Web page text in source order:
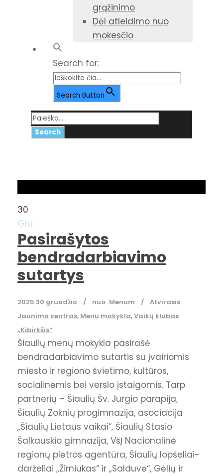
grąžinimo
Dėl atleidimo nuo
mokesčio
Search for:
Search Button
30
Gru
Pasirašytos
bendradarbiavimo
sutartys
2025 30 gruodžio nuo Menum
Atvirasis
Jaunimo centras, Menu mokykla,Vaikų klubas
„Kibirkšis“
Šiaulių menų mokykla pasirašė
bendradarbiavimo sutartis su įvairiomis
miesto ir regiono švietimo, kultūros,
socialinėmis bei verslo įstaigomis. Tarp
partnerių – Šiaulių Šv. Jurgio parapija,
Šiaulių Zoknių progimnazija, asociacija
„Šiaulių Lietaus vaikai“, Šiaulių Stasio
Šalkauskio gimnazija, VšĮ Nacionalinė
regionų plėtros agentūra, Šiaulių lopšeliai-
darželiai „Žirniukas“ ir „Salduvė“, Gėlių ir